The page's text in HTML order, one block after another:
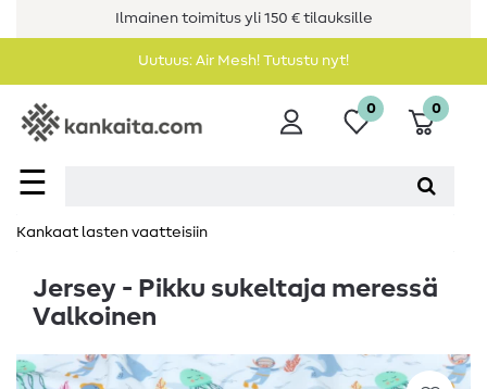
Ilmainen toimitus yli 150 € tilauksille
Uutuus: Air Mesh! Tutustu nyt!
☰
0 0
Kankaat lasten vaatteisiin
Jersey - Pikku sukeltaja meressä
Valkoinen